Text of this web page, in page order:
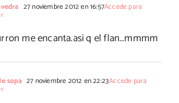
27 noviembre 2012 en 16:57Accede para
me encanta.asi q el flan…mmmm
sopa 27 noviembre 2012 en 22:23Accede para